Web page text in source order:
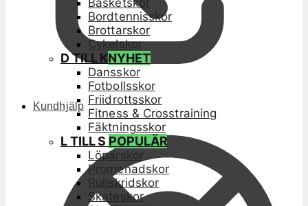
Kundhjälp
Basketskor
Bordtennisskor
Brottarskor
Cykelskor
D TILL KNYHET
Dansskor
Fotbollsskor
Friidrottsskor
Fitness & Crosstraining
Fäktningsskor
L TILL S POPULÄR
Löparskor
Promenadskor
Rullskridskor
Skateskor